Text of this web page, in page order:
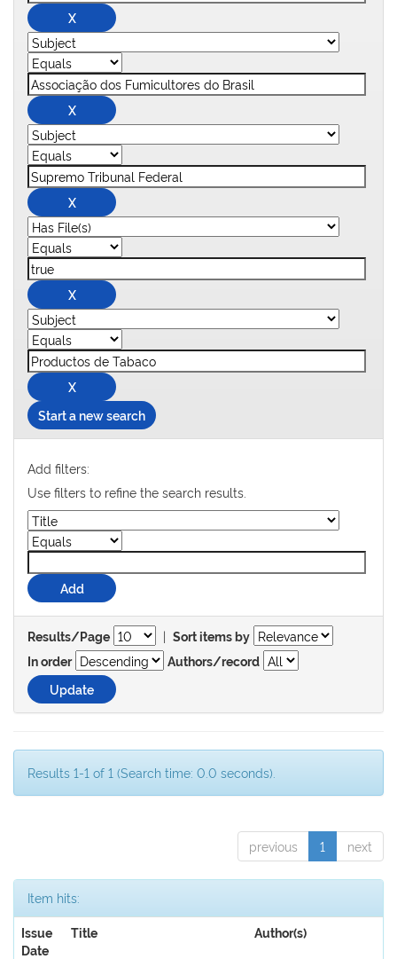
Start a new search
Add filters:
Use filters to refine the search results.
Results/Page | Sort items by
In order
Authors/record
Results 1-1 of 1 (Search time: 0.0 seconds).
previous 1 next
Item hits:
Issue
Date
Title Author(s)